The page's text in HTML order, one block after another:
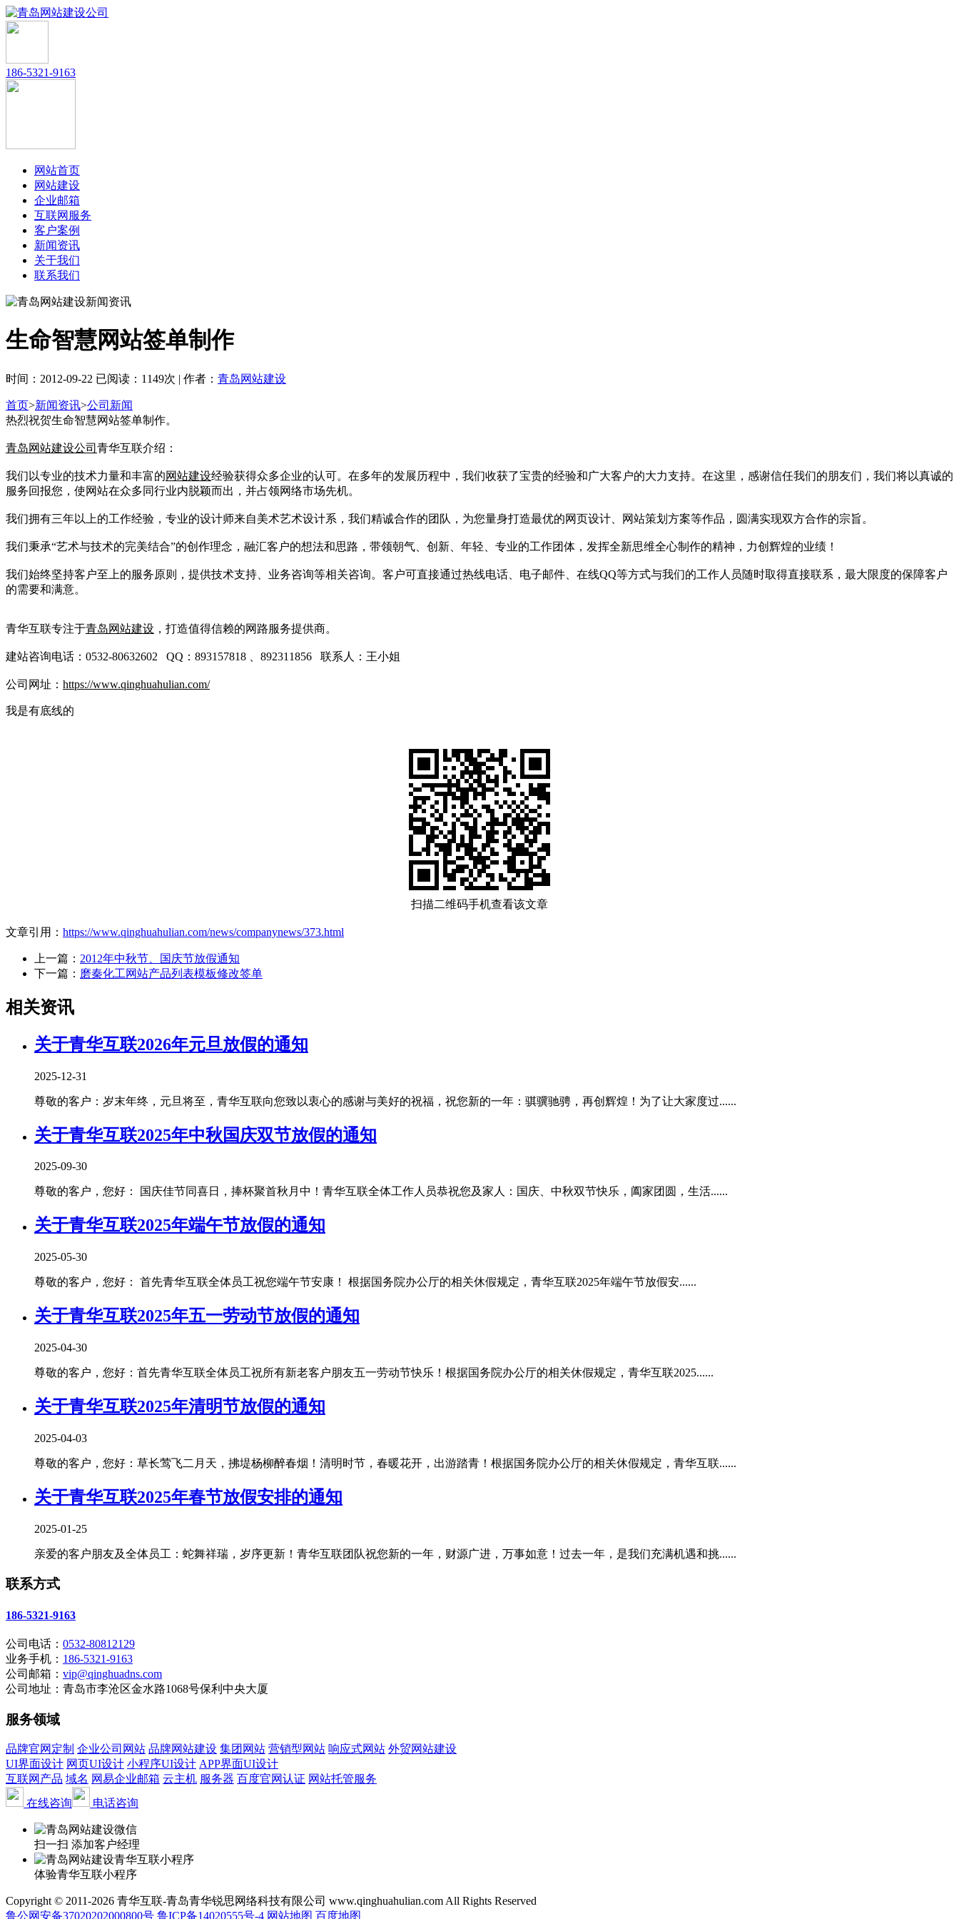
186-5321-9163
网站首页
网站建设
企业邮箱
互联网服务
客户案例
新闻资讯
关于我们
联系我们
生命智慧网站签单制作
时间：2012-09-22 已阅读：1149次 | 作者： 青岛网站建设
首页>新闻资讯>公司新闻
热烈祝贺生命智慧网站签单制作。
青岛网站建设公司 青华互联介绍：
我们以专业的技术力量和丰富的网站建设经验获得众多企业的认可。在多年的发展历程中，我们收获了宝贵的经验和广大客户的大力支持。在这里，感谢信任我们的朋友们，我们将以真诚的
服务回报您，使网站在众多同行业内脱颖而出，并占领网络市场先机。
我们拥有三年以上的工作经验，专业的设计师来自美术艺术设计系，我们精诚合作的团队，为您量身打造最优的网页设计、网站策划方案等作品，圆满实现双方合作的宗旨。
我们秉承“艺术与技术的完美结合”的创作理念，融汇客户的想法和思路，带领朝气、创新、年轻、专业的工作团体，发挥全新思维全心制作的精神，力创辉煌的业绩！
我们始终坚持客户至上的服务原则，提供技术支持、业务咨询等相关咨询。客户可直接通过热线电话、电子邮件、在线QQ等方式与我们的工作人员随时取得直接联系，最大限度的保障客户
的需要和满意。
青华互联专注于青岛网站建设 ，打造值得信赖的网路服务提供商。
建站咨询电话：0532-80632602 QQ：893157818 、892311856 联系人：王小姐
公司网址： https://www.qinghuahulian.com/
我是有底线的
扫描二维码手机查看该文章
文章引用： https://www.qinghuahulian.com/news/companynews/373.html
上一篇： 2012年中秋节、国庆节放假通知
下一篇： 磨秦化工网站产品列表模板修改签单
相关资讯
关于青华互联2026年元旦放假的通知
2025-12-31
尊敬的客户：岁末年终，元旦将至，青华互联向您致以衷心的感谢与美好的祝福，祝您新的一年：骐骥驰骋，再创辉煌！为了让大家度过......
关于青华互联2025年中秋国庆双节放假的通知
2025-09-30
尊敬的客户，您好： 国庆佳节同喜日，捧杯聚首秋月中！青华互联全体工作人员恭祝您及家人：国庆、中秋双节快乐，阖家团圆，生活......
关于青华互联2025年端午节放假的通知
2025-05-30
尊敬的客户，您好： 首先青华互联全体员工祝您端午节安康！ 根据国务院办公厅的相关休假规定，青华互联2025年端午节放假安......
关于青华互联2025年五一劳动节放假的通知
2025-04-30
尊敬的客户，您好：首先青华互联全体员工祝所有新老客户朋友五一劳动节快乐！根据国务院办公厅的相关休假规定，青华互联2025......
关于青华互联2025年清明节放假的通知
2025-04-03
尊敬的客户，您好：草长莺飞二月天，拂堤杨柳醉春烟！清明时节，春暖花开，出游踏青！根据国务院办公厅的相关休假规定，青华互联......
关于青华互联2025年春节放假安排的通知
2025-01-25
亲爱的客户朋友及全体员工：蛇舞祥瑞，岁序更新！青华互联团队祝您新的一年，财源广进，万事如意！过去一年，是我们充满机遇和挑......
联系方式
186-5321-9163
公司电话： 0532-80812129
业务手机： 186-5321-9163
公司邮箱： vip@qinghuadns.com
公司地址：青岛市李沧区金水路1068号保利中央大厦
服务领域
品牌官网定制 企业公司网站 品牌网站建设 集团网站 营销型网站 响应式网站 外贸网站建设
UI界面设计 网页UI设计 小程序UI设计 APP界面UI设计
互联网产品 域名 网易企业邮箱 云主机 服务器 百度官网认证 网站托管服务
在线咨询
电话咨询
扫一扫 添加客户经理
体验青华互联小程序
Copyright © 2011-2026 青华互联-青岛青华锐思网络科技有限公司 www.qinghuahulian.com All Rights Reserved
鲁公网安备37020202000800号 鲁ICP备14020555号-4 网站地图 百度地图